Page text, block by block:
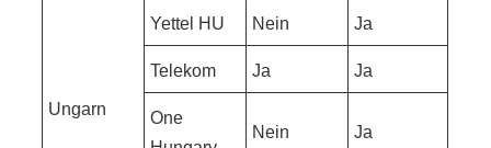
Ungarn
Yettel HU Nein Ja
Telekom Ja Ja
One
Nein Ja